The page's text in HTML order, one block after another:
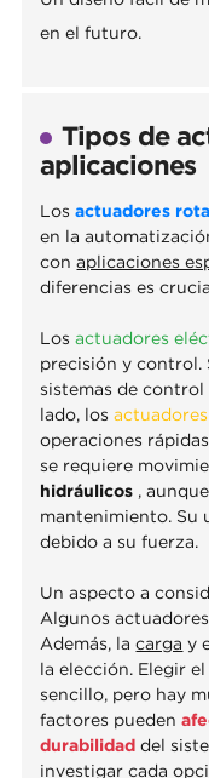
en el futuro.
Tipos de
aplicaciones
Losactuadores
en la
conaplicaciones
diferencias es
Losactuadores
precisión y control.
sistemas de
lado, los
operaciones
se requiere
hidráulicos ,
mantenimiento. Su
debido a su fuerza.
Un aspecto a
Algunos
Además, lacarga y
la elección. Elegir
sencillo, pero hay
factores pueden
durabilidad del
investigar cada